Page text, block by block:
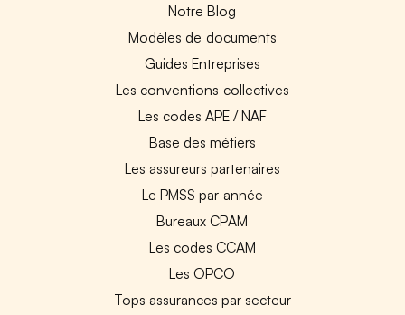
Notre Blog
Modèles de documents
Guides Entreprises
Les conventions collectives
Les codes APE / NAF
Base des métiers
Les assureurs partenaires
Le PMSS par année
Bureaux CPAM
Les codes CCAM
Les OPCO
Tops assurances par secteur